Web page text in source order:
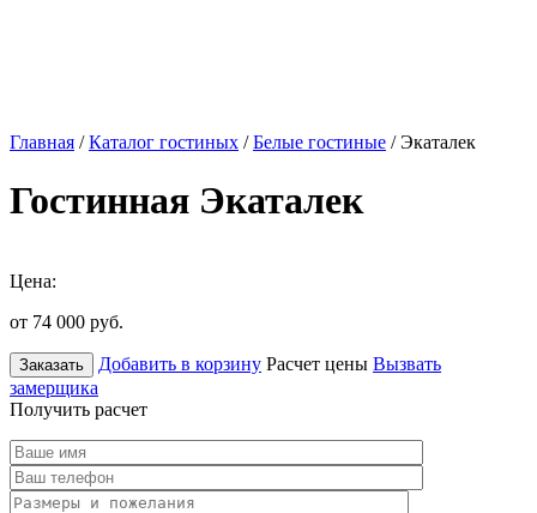
Главная /Каталог гостиных /Белые гостиные / Экаталек
Гостинная Экаталек
Цена:
от 74 000 руб.
Заказать Добавить в корзину Расчет цены Вызвать
замерщика
Получить расчет